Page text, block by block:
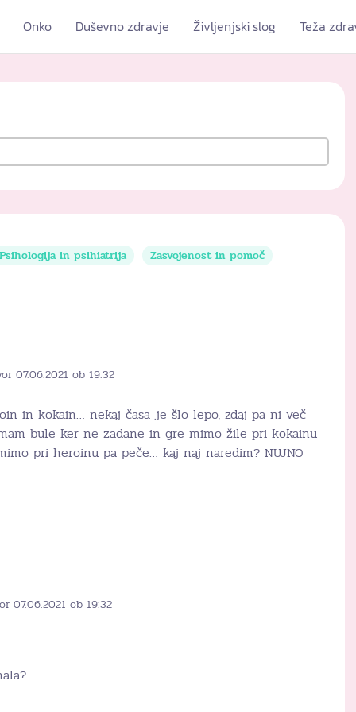
Onko Duševno zdravje Življenjski slog Teža
Psihologija in psihiatrija Zasvojenost in pomoč
07.06.2021 ob 19:32
in kokain… nekaj časa je šlo lepo, zdaj pa ni več
bule ker ne zadane in gre mimo žile pri kokainu
pri heroinu pa peče… kaj naj naredim? NUJNO
07.06.2021 ob 19:32